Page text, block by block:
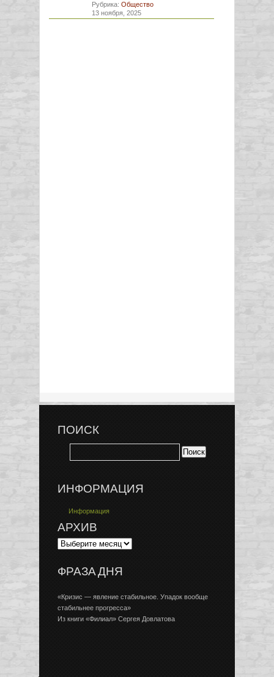
Рубрика: Общество
13 ноября, 2025
ПОИСК
ИНФОРМАЦИЯ
Информация
АРХИВ
ФРАЗА ДНЯ
«Кризис — явление стабильное. Упадок вообще
стабильнее прогресса»
Из книги «Филиал» Сергея Довлатова